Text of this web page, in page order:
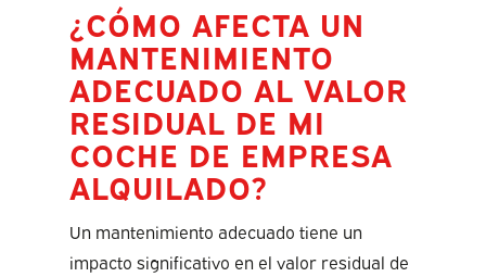
¿CÓMO AFECTA UN
MANTENIMIENTO
ADECUADO AL VALOR
RESIDUAL DE MI
COCHE DE EMPRESA
ALQUILADO?
Un mantenimiento adecuado tiene un
impacto significativo en el valor residual de